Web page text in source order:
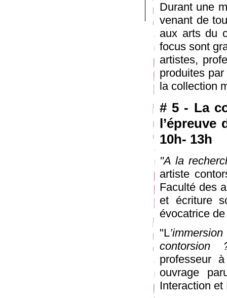
Durant une
venant de
aux arts du
focus sont
artistes,
produites
la collection
# 5 - La
l’épreuve
10h- 13h
"A la
artiste
Faculté des
et écriture
évocatrice
"L
contorsion
professeur
ouvrage
Interaction